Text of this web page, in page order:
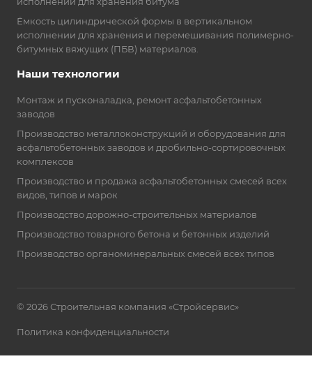
Ёмкость цилиндрической формы в вертикальном
исполнении для хранения и перемешивания полимерно-
битумных вяжущих (ПБВ) материалов.
Наши технологии
Монтаж и пусконаладка, ремонт асфальтобетонных
заводов
Производство металлоконструкций и оборудования для
асфальтобетонных заводов и дробильно-сортировочных
комплексов
Производство и продажа асфальтобетонных смесей всех
видов, типов и марок
Производство дорожно-строительных материалов
Производство товарного бетона и бетонных изделий
Производство органоминеральных смесей всех типов
© 2026 Строительная компания «Стройсервис»
Политика конфиденциальности